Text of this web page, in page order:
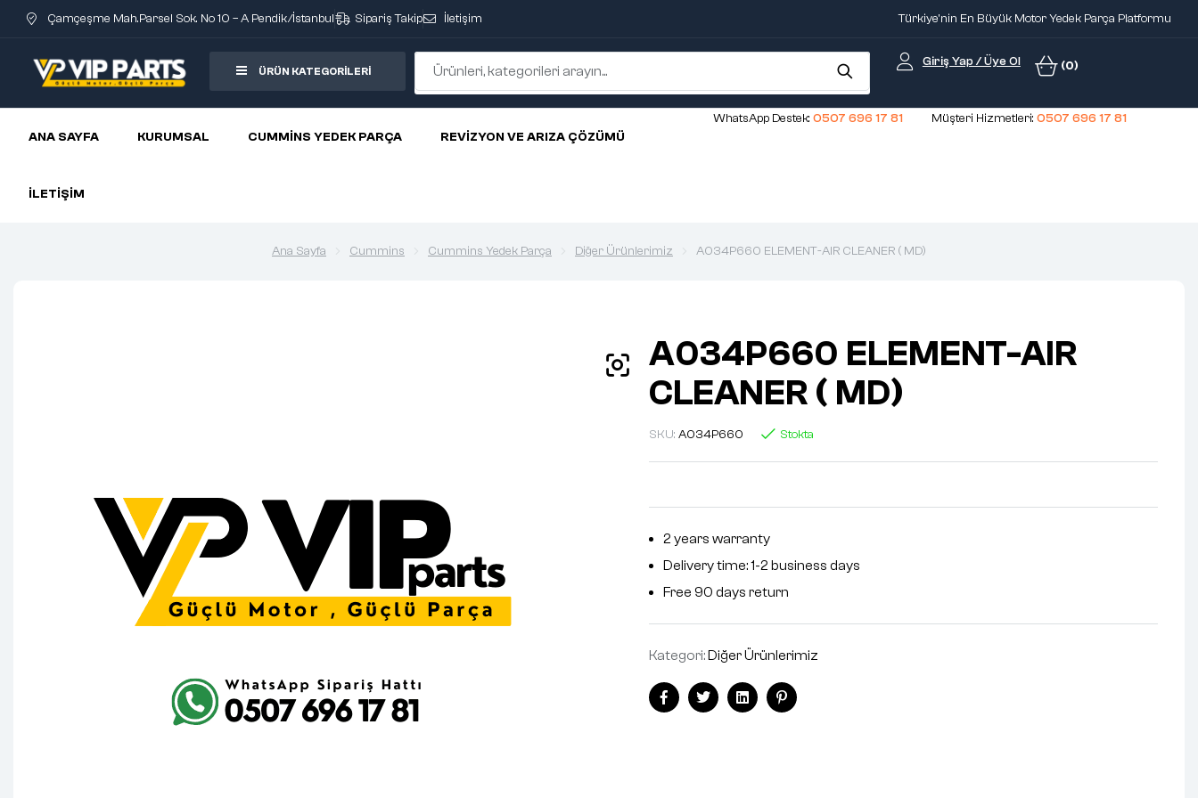
Çamçeşme Mah.Parsel Sok. No 10 – A Pendik/İstanbul Sipariş Takip İletişim Türkiye'nin En Büyük Motor Yedek Parça Platformu
ÜRÜN KATEGORILERI
Giriş Yap / Üye Ol (0)
ANA SAYFA KURUMSAL CUMMINS YEDEK PARÇA REVIZYON VE ARIZA ÇÖZÜMÜ
İLETIŞIM
WhatsApp Destek: 0507 696 17 81 Müşteri Hizmetleri: 0507 696 17 81
Ana Sayfa Cummins Cummins Yedek Parça Diğer Ürünlerimiz A034P660 ELEMENT-AIR CLEANER ( MD)
A034P660 ELEMENT-AIR
CLEANER ( MD)
SKU:A034P660 Stokta
2 years warranty
Delivery time: 1-2 business days
Free 90 days return
Kategori:Diğer Ürünlerimiz
FacebookTwitterLinkedinPinterest